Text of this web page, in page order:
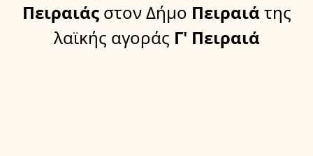
Πειραιάς στον Δήμο Πειραιά της
λαϊκής αγοράς Γ' Πειραιά